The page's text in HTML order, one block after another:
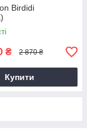
Birdidi
₴ 2 870 ₴
Купити